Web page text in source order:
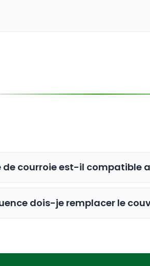
de courroie est-il compatible
de courroie est
dois-je remplacer le